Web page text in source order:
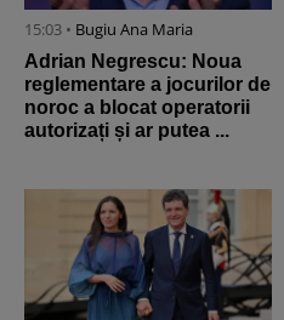
15:03 • Bugiu ⁠Ana Maria
Adrian Negrescu: Noua
reglementare a jocurilor de
noroc a blocat operatorii
autorizați și ar putea ...